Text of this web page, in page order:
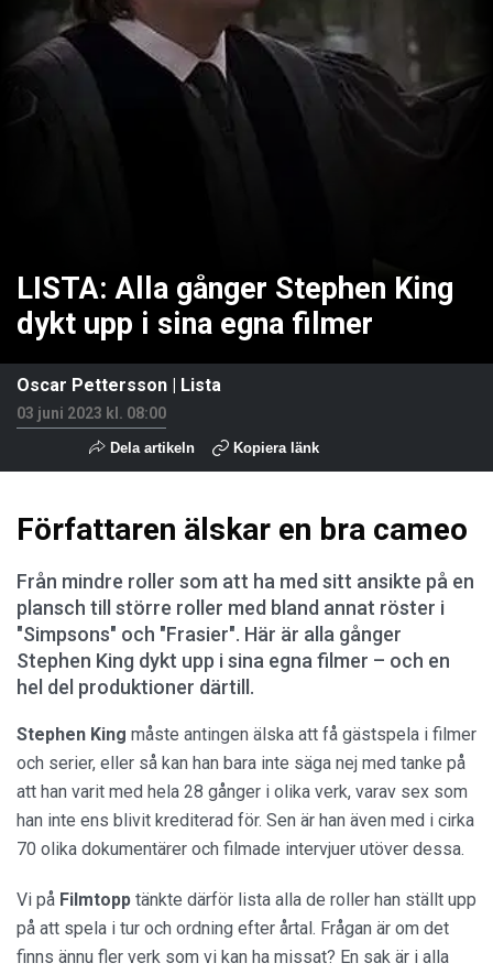
LISTA: Alla gånger Stephen King
dykt upp i sina egna filmer
Oscar Pettersson Lista
03 juni 2023 kl. 08:00
Dela artikeln Kopiera länk
Författaren älskar en bra cameo
Från mindre roller som att ha med sitt ansikte på en
plansch till större roller med bland annat röster i
"Simpsons" och "Frasier". Här är alla gånger
Stephen King dykt upp i sina egna filmer – och en
hel del produktioner därtill.
Stephen King måste antingen älska att få gästspela i filmer
och serier, eller så kan han bara inte säga nej med tanke på
att han varit med hela 28 gånger i olika verk, varav sex som
han inte ens blivit krediterad för. Sen är han även med i cirka
70 olika dokumentärer och filmade intervjuer utöver dessa.
Vi på Filmtopp tänkte därför lista alla de roller han ställt upp
på att spela i tur och ordning efter årtal. Frågan är om det
finns ännu fler verk som vi kan ha missat? En sak är i alla